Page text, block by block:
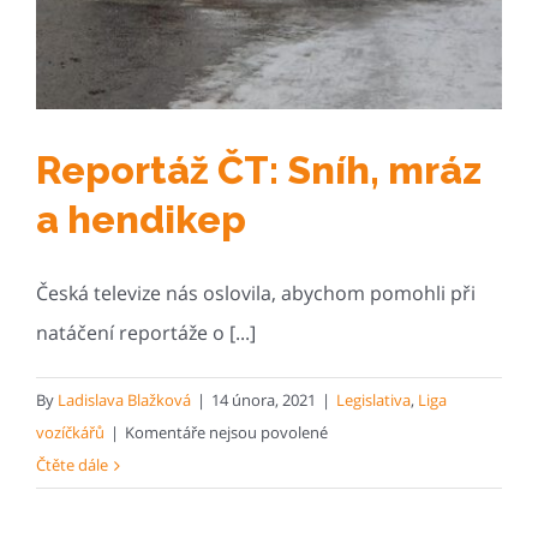
Reportáž ČT: Sníh, mráz
a hendikep
Česká televize nás oslovila, abychom pomohli při
natáčení reportáže o [...]
By Ladislava Blažková | 14 února, 2021 | Legislativa, Liga
vozíčkářů | Komentáře nejsou povolenéu
Čtěte dále